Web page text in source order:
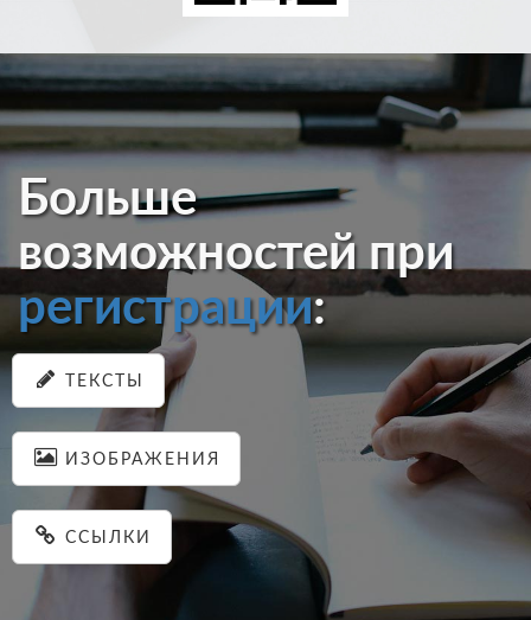
Больше
возможностей при
регистрации:
ТЕКСТЫ
ИЗОБРАЖЕНИЯ
ССЫЛКИ